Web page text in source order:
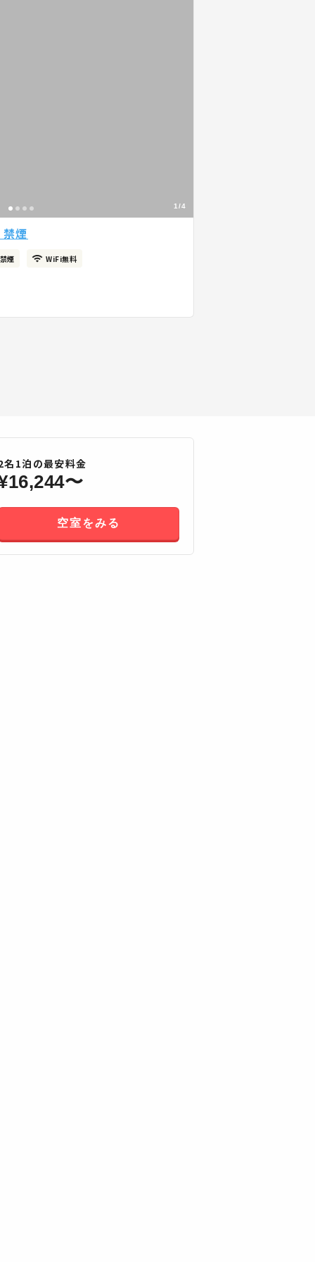
1/4
煙
禁煙 WiFi無料
名 1泊の最安料金
16,244〜
空室をみる